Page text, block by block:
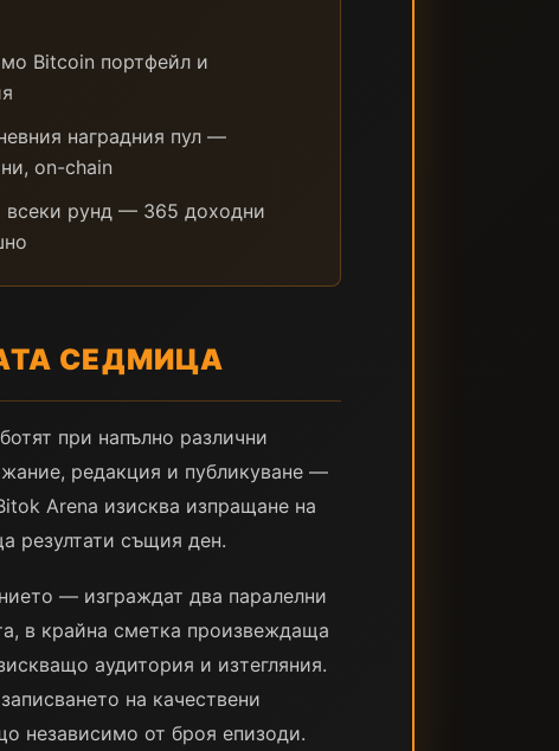
Bitcoin портфейл и
наградния пул —
on-chain
всеки рунд — 365 доходни
СЕДМИЦА
при напълно различни
редакция и публикуване —
Arena изисква изпращане на
резултати същия ден.
— изграждат два паралелни
в крайна сметка произвеждаща
аудитория и изтегляния.
на качествени
независимо от броя епизоди.